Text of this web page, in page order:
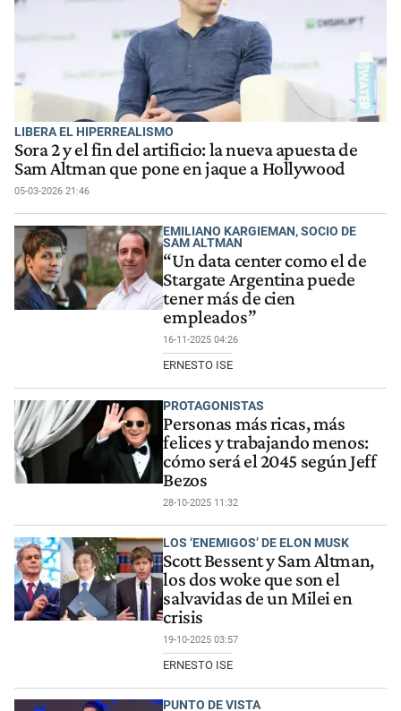
LIBERA EL HIPERREALISMO
Sora 2 y el fin del artificio: la nueva apuesta de
Sam Altman que pone en jaque a Hollywood
05-03-2026 21:46
EMILIANO KARGIEMAN, SOCIO DE
SAM ALTMAN
“Un data center como el de
Stargate Argentina puede
tener más de cien
empleados”
16-11-2025 04:26
ERNESTO ISE
PROTAGONISTAS
Personas más ricas, más
felices y trabajando menos:
cómo será el 2045 según Jeff
Bezos
28-10-2025 11:32
LOS ‘ENEMIGOS’ DE ELON MUSK
Scott Bessent y Sam Altman,
los dos woke que son el
salvavidas de un Milei en
crisis
19-10-2025 03:57
ERNESTO ISE
PUNTO DE VISTA